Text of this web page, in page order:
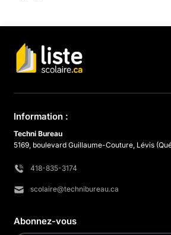
Information :
Techni Bureau
5169, boulevard Guillaume-Couture, Lévis
418-835-3174
scolaire@technibureau.ca
Abonnez-vous